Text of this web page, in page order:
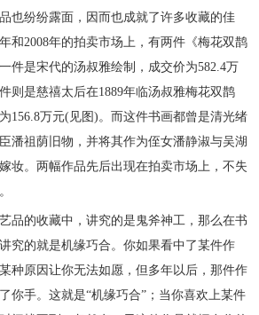
也纷纷露面，因而也成就了许多收藏的佳
和2008年的拍卖市场上，有两件《梅花双鹊
件是宋代的汤叔雅绘制，成交价为582.4万
则是慈禧太后在1889年临汤叔雅梅花双鹊
156.8万元(见图)。而这件书画都曾是清光绪
潘祖荫旧物，并将其作为侄女潘静淑与吴湖
妆。两幅作品先后出现在拍卖市场上，不失
品的收藏中，讲究的是鬼斧神工，那么在书
究的就是机缘巧合。你如果看中了某件作
种原因让你无法如愿，但多年以后，那件作
你手。这就是“机缘巧合”；当你喜欢上某件